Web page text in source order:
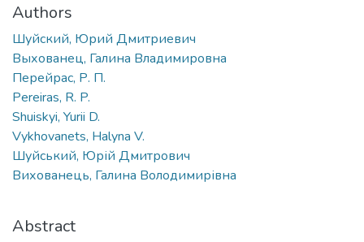
Authors
Шуйский, Юрий Дмитриевич
Выхованец, Галина Владимировна
Перейрас, Р. П.
Pereiras, R. P.
Shuiskyi, Yurii D.
Vykhovanets, Halyna V.
Шуйський, Юрій Дмитрович
Вихованець, Галина Володимирівна
Abstract